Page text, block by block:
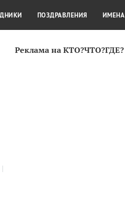
Реклама на КТО?ЧТО?ГДЕ?
КРАСОТА
ПОЗДРАВЛЕНИЯ ИМЕНА